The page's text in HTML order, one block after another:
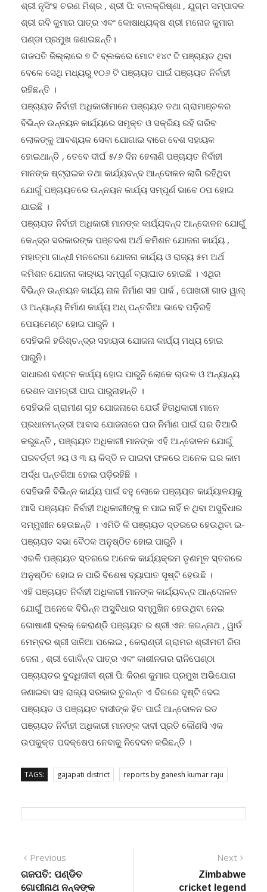
ଶ୍ରୀ ରବି କୁମାର ପାତ୍ର ଏବଂ କୋଷାଧ୍ୟକ୍ଷ ଶ୍ରୀ ମନୋଜ କୁମାର
ପଣ୍ଡା ପ୍ରମୁଖ ଜଣାଇଛନ୍ତି।
ଗଜପତି ଜିଲ୍ଲାରେ ୭ ଟି ବ୍ଲକରେ ମୋଟ ୧୪୯ ଟି ପଞ୍ଚାୟତ ଥିବା
ବେଳେ ସେଥି ମଧ୍ୟରୁ ୧୦୬ ଟି ପଞ୍ଚାୟତ ପାଇଁ ପଞ୍ଚାୟତ ନିର୍ବାହୀ
ରହିଛନ୍ତି ।
ପଞ୍ଚାୟତ ନିର୍ବାହୀ ଅଧିକାରୀମାନେ ପଞ୍ଚାୟତ ତଥା ଗ୍ରାମାଞ୍ଚଳର
ବିଭିନ୍ନ ଉନ୍ନୟନ କାର୍ଯ୍ୟରେ ସମୃକ୍ତ ଓ ସକ୍ରିୟ ରହି ଗରିବ
ଲୋକଙ୍କୁ ଆବଶ୍ୟକ ସେବା ଯୋଗାଇ ବାରେ ବେଶ ସହାୟକ
ହୋଇଥାନ୍ତି , ତେବେ ଦୀର୍ଘ ୫/୬ ଦିନ ହେଲାଣି ପଞ୍ଚାୟତ ନିର୍ବାହୀ
ମାନଙ୍କ ଷ୍ଟ୍ରାଇକ ତଥା କାର୍ଯ୍ୟବନ୍ଦ ଆନ୍ଦୋଳନ ଲାଗି ରହିଥିବା
ଯୋଗୁଁ ପଞ୍ଚାୟତରେ ଉନ୍ନୟନ କାର୍ଯ୍ୟ ସମ୍ପୂର୍ଣ ଭାବେ ଠପ ହୋଇ
ଯାଇଛି ।
ପଞ୍ଚାୟତ ନିର୍ବାହୀ ଅଧିକାରୀ ମାନଙ୍କ କାର୍ଯ୍ୟବନ୍ଦ ଆନ୍ଦୋଳନ ଯୋଗୁଁ
କେନ୍ଦ୍ର ସରକାରଙ୍କ ପଞ୍ଚଦଶ ଅର୍ଥ କମିଶନ ଯୋଜନା କାର୍ଯ୍ୟ ,
ମହାତ୍ମା ଗାନ୍ଧୀ ମନରେଗା ଯୋଜନା କାର୍ଯ୍ୟ ଓ ରାଜ୍ୟ ୫ମ ଅର୍ଥ
କମିଶନ ଯୋଜନା କାର‌୍ୟ୍ୟ ସମ୍ପୂର୍ଣ ବ୍ୟାଘାତ ହୋଇଛି । ଏଥିର
ବିଭିନ୍ନ ଉନ୍ନୟନ କାର୍ଯ୍ୟ ନାଳ ନିର୍ମାଣ ସହ ପାର୍କ , ପୋଖରୀ ଗାଡ ୱାଲ୍
ଓ ଅନ୍ୟାନ୍ୟ ନିର୍ମାଣ କାର୍ଯ୍ୟ ଅଧ୍ ପନ୍ତରିଆ ଭାବେ ପଡ଼ିରହି
ପେୟମେଣ୍ଟ ହୋଇ ପାରୁନି ।
ସେହିଭଳି ହରିଶ୍ଚନ୍ଦ୍ର ସହାୟତା ଯୋଜନା କାର୍ଯ୍ୟ ମଧ୍ୟ ହୋଇ
ପାରୁନି।
ସାଧାରଣ ବଣ୍ଟନ କାର୍ଯ୍ୟ ହୋଇ ପାରୁନି ଲୋକେ ଚାଉଳ ଓ ଅନ୍ୟାନ୍ୟ
ରେଶନ ସାମଗ୍ରୀ ପାଇ ପାରୁନାହାନ୍ତି ।
ସେହିଭଳି ଗ୍ରାମୀଣ ଗୃହ ଯୋଜନାରେ ଯେଉଁ ହିତାଧିକାରୀ ମାନେ
ପ୍ରଧାନମନ୍ତ୍ରୀ ଆବାସ ଯୋଜନାରେ ଘର ନିର୍ମାଣ ପାଇଁ ଘର ତିଆରି
କରୁଛନ୍ତି , ପଞ୍ଚାୟତ ଅଧିକାରୀ ମାନଙ୍କ ଏହି ଆନ୍ଦୋଳନ ଯୋଗୁଁ
ପରବର୍ତ୍ତୀ ୨ୟ ଓ ୩ ୟ କିସ୍ତି ନ ପାଇବା ଫଳରେ ଅନେକ ଘର କାମ
ଅର୍ଦ୍ଧ ପନ୍ତରିଆ ହୋଇ ପଡ଼ିରହିଛି ।
ସେହିଭଳି ବିଭିନ୍ନ କାର୍ଯ୍ୟ ପାଇଁ ବହୁ ଲୋକେ ପଞ୍ଚାୟତ କାର୍ଯ୍ୟାଳୟକୁ
ଆସି ପଞ୍ଚାୟତ ନିର୍ବାହୀ ଅଧିକାରୀଙ୍କୁ ନ ପାଇ ନାହିଁ ନ ଥିବା ଅସୁବିଧାର
ସମ୍ମୁଖୀନ ହେଉଛନ୍ତି । ଏମିତି କି ପଞ୍ଚାୟତ ସ୍ତରରେ ହେଉଥିବା ଇ-
ପଞ୍ଚାୟତ ସଭା ବୈଠକ ଅନୁଷ୍ଠିତ ହୋଇ ପାରୁନି ।
ଏଭଳି ପଞ୍ଚାୟତ ସ୍ତରରେ ଅନେକ କାର୍ଯ୍ୟକ୍ରମ ତୃଣମୂଳ ସ୍ତରରେ
ଅନୁଷ୍ଠିତ ହୋଇ ନ ପାରି ବିଶେଷ ବ୍ୟାଘାତ ସୃଷ୍ଟି ହେଉଛି ।
ଏହି ପଞ୍ଚାୟତ ନିର୍ବାହୀ ଅଧିକାରୀ ମାନଙ୍କ କାର୍ଯ୍ୟବନ୍ଦ ଆନ୍ଦୋଳନ
ଯୋଗୁଁ ଅନେକେ ବିଭିନ୍ନ ଅସୁବିଧାର ସମ୍ମୁଖିନ ହେଉଥିବା ନେଇ
ଗୋଷାଣୀ ବ୍ଲକ୍ କେରାଣ୍ଡି ପଞ୍ଚାୟତ ର ଶ୍ରୀ ଏନ: ଜଗନ୍ନାଥ , ୱାର୍ଡ
ମେମ୍ବର ଶ୍ରୀ ସାନିଆ ପଲେଇ , କେରାଣ୍ଡୀ ଗ୍ରାମର ଶ୍ରୀମତୀ ରିତା
ଜେନା , ଶ୍ରୀ ଗୋବିନ୍ଦ ପାତ୍ର ଏବଂ କାଶୀନଗର ରାନିପେଣ୍ଠା
ପଞ୍ଚାୟତର ବୁଦ୍ଧିଜୀବୀ ଶ୍ରୀ ପି: କିରଣ କୁମାର ପ୍ରମୁଖ ଅଭିଯୋଗ
ଜଣାଇବା ସହ ରାଜ୍ୟ ସରକାର ତୁରନ୍ତ ଏ ଦିଗରେ ଦୃଷ୍ଟି ଦେଇ
ପଞ୍ଚାୟତ ଓ ପଞ୍ଚାୟତ ବାସୀଙ୍କ ହିତ ପାଇଁ ଆନ୍ଦୋଳନ ରତ
ପଞ୍ଚାୟତ ନିର୍ବାହୀ ଅଧିକାରୀ ମାନଙ୍କ ଦାବୀ ପ୍ରତି କୌଣସି ଏକ
ଉପକୁକ୍ତ ପଦକ୍ଷେପ ନେବାକୁ ନିବେଦନ କରିଛନ୍ତି ।
navigation
ଗଜପତି: ପଣ୍ଡିତ
ଗୋପୀନାଥ ନନ୍ଦଙ୍କ
ଜୟନ୍ତୀ ଉତ୍ସବ
Zimbabwe
cricket legend
Heath Streak